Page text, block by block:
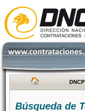
DNCP
Búsqueda de